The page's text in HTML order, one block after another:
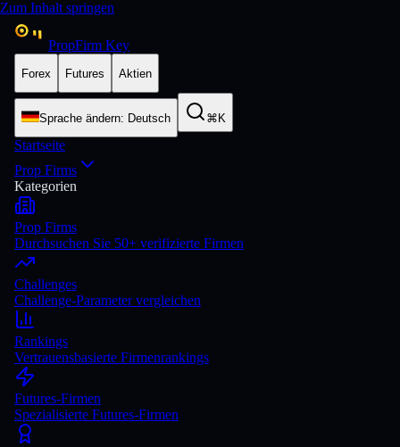
Zum Inhalt springen
PropFirm Key
Forex Futures Aktien
Sprache ändern: Deutsch ⌘K
Startseite
Prop Firms
Kategorien
Prop Firms
Durchsuchen Sie 50+ verifizierte Firmen
Challenges
Challenge-Parameter vergleichen
Rankings
Vertrauensbasierte Firmenrankings
Futures-Firmen
Spezialisierte Futures-Firmen